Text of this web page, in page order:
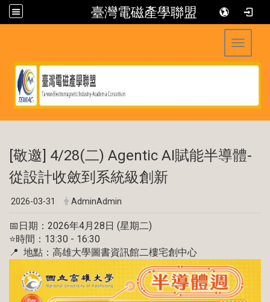
臺灣電磁產學聯盟
Toggle
[敬邀] 4/28(二) Agentic AI賦能半導體-
從設計收斂到系統級創新
2026-03-31 AdminAdmin
📅日期：2026年4月28日 (星期二)
⭐時間：13:30 - 16:30
📍 地點：高雄大學圖書資訊館二樓宅創中心